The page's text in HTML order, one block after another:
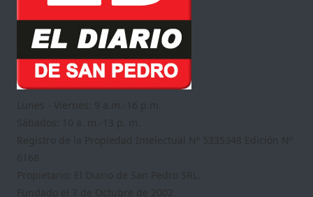
Lunes - Viernes: 9 a.m.-16 p.m.
Sábados: 10 a. m.-13 p. m.
Registro de la Propiedad Intelectual Nº 5335348 Edición Nº
6168
Propietario: El Diario de San Pedro SRL.
Fundado el 7 de Octubre de 2002